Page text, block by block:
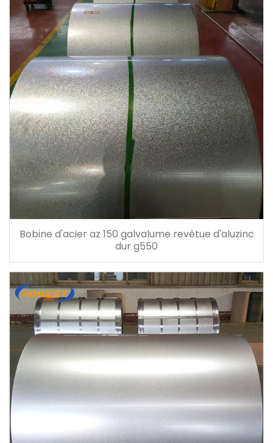
Bobine d'acier az 150 galvalume revêtue d'aluzinc
dur g550